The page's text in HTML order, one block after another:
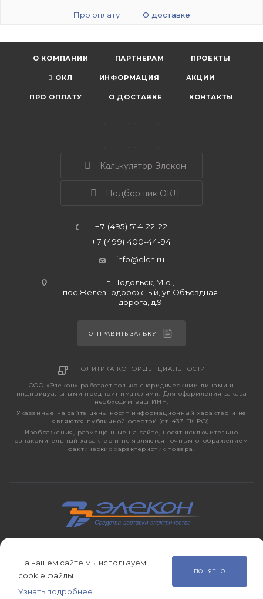
Про оплату О доставке
О КОМПАНИИ ПАРТНЕРАМ ПРОЕКТЫ
ОКЛ ИНФОРМАЦИЯ АКЦИИ
ПРО ОПЛАТУ О ДОСТАВКЕ КОНТАКТЫ
Калькулятор Элекон
Подборщик ОКЛ
+7 (495) 514-22-22
+7 (499) 400-44-94
info@elcn.ru
г. Подольск, М.о.,
пос.Железнодорожный, ул.Объездная
дорога, д.9
ОТПРАВИТЬ ЗАЯВКУ
ПОЛИТИКА КОНФИДЕНЦИАЛЬНОСТИ
ООО «Элекон» работает только с юридическими лицами и
индивидуальными предпринимателями. Для оформления заказа
необходим ваш ИНН.
Указанные на сайте цены носят информационный характер и не
являются публичной офертой (ст. 437 ГК РФ).
Изображения, размещенные на сайте, носят исключительно
ознакомительный характер и не являются точным отображением
фактических характеристик товара.
электротехническая продукция, светотехника с 1998 года.
На нашем сайте мы используем
cookie файлы
Узнать подробнее
ПОНЯТНО